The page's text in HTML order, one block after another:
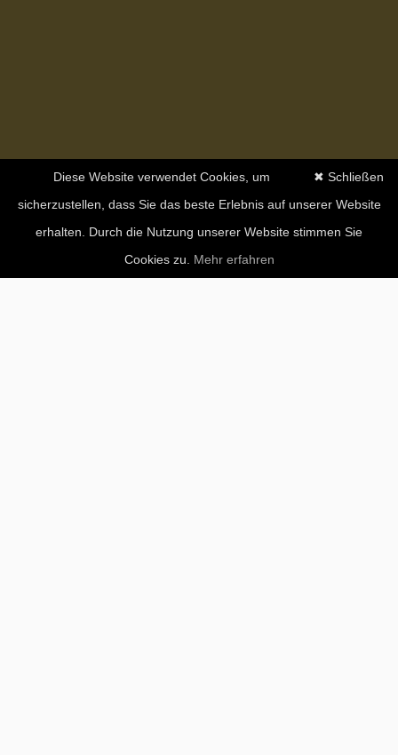
✖ Schließen
Diese Website verwendet Cookies, um
sicherzustellen, dass Sie das beste Erlebnis auf unserer Website
erhalten. Durch die Nutzung unserer Website stimmen Sie
Cookies zu. Mehr erfahren